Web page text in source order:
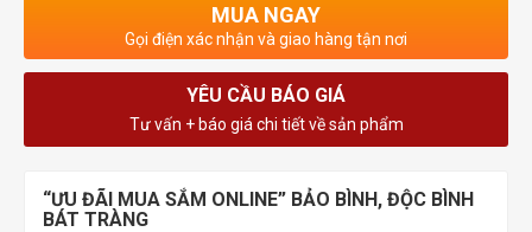
MUA NGAY
Gọi điện xác nhận và giao hàng tận nơi
YÊU CẦU BÁO GIÁ
Tư vấn + báo giá chi tiết về sản phẩm
“ƯU ĐÃI MUA SẮM ONLINE” BẢO BÌNH, ĐỘC BÌNH
BÁT TRÀNG